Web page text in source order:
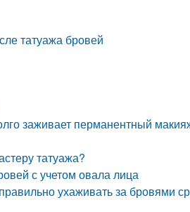
татуажа бровей
заживает перманентный
татуажа?
с учетом овала лица
ухаживать за бровями